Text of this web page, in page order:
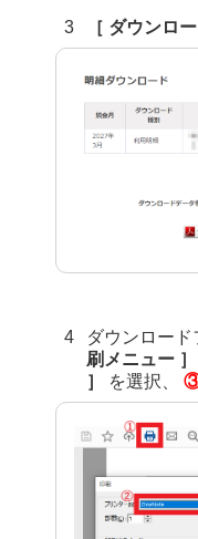
［ ダウンロー
ダウンロード
刷メニュー ］
］
を選択、